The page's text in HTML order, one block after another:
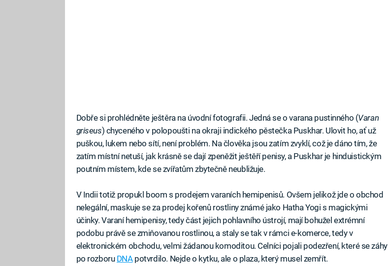
Dobře si prohlédněte ještěra na úvodní fotografii. Jedná se o varana pustinného (Varan
griseus) chyceného v polopoušti na okraji indického pěstečka Puskhar. Ulovit ho, ať už
puškou, lukem nebo sítí, není problém. Na člověka jsou zatím zvyklí, což je dáno tím, že
zatím místní netuší, jak krásně se dají zpeněžit ještěří penisy, a Puskhar je hinduistickým
poutním místem, kde se zvířatům zbytečně neubližuje.
V Indii totiž propukl boom s prodejem varaních hemipenisů. Ovšem jelikož jde o obchod
nelegální, maskuje se za prodej kořenů rostliny známé jako Hatha Yogi s magickými
účinky. Varaní hemipenisy, tedy část jejich pohlavního ústrojí, mají bohužel extrémní
podobu právě se zmiňovanou rostlinou, a staly se tak v rámci e-komerce, tedy v
elektronickém obchodu, velmi žádanou komoditou. Celníci pojali podezření, které se záhy
po rozboru DNApotvrdilo. Nejde o kytku, ale o plaza, který musel zemřít.